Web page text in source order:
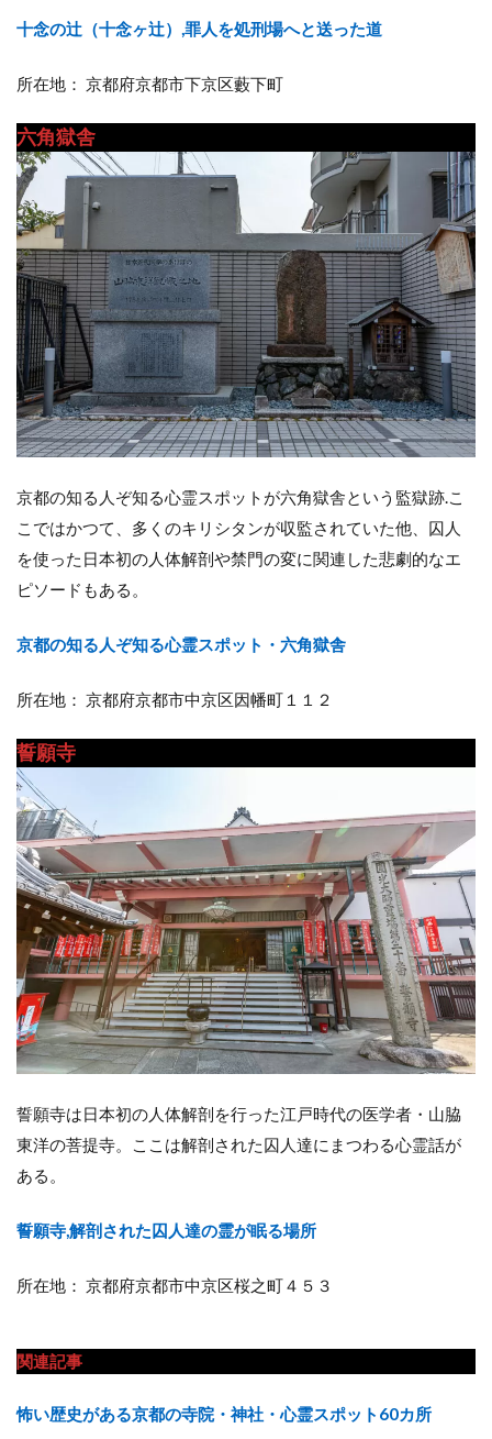
十念の辻（十念ヶ辻）,罪人を処刑場へと送った道
所在地： 京都府京都市下京区藪下町
六角獄舎
京都の知る人ぞ知る心霊スポットが六角獄舎という監獄跡.こ
こではかつて、多くのキリシタンが収監されていた他、囚人
を使った日本初の人体解剖や禁門の変に関連した悲劇的なエ
ピソードもある。
京都の知る人ぞ知る心霊スポット・六角獄舎
所在地： 京都府京都市中京区因幡町１１２
誓願寺
誓願寺は日本初の人体解剖を行った江戸時代の医学者・山脇
東洋の菩提寺。ここは解剖された囚人達にまつわる心霊話が
ある。
誓願寺,解剖された囚人達の霊が眠る場所
所在地： 京都府京都市中京区桜之町４５３
関連記事
怖い歴史がある京都の寺院・神社・心霊スポット60カ所